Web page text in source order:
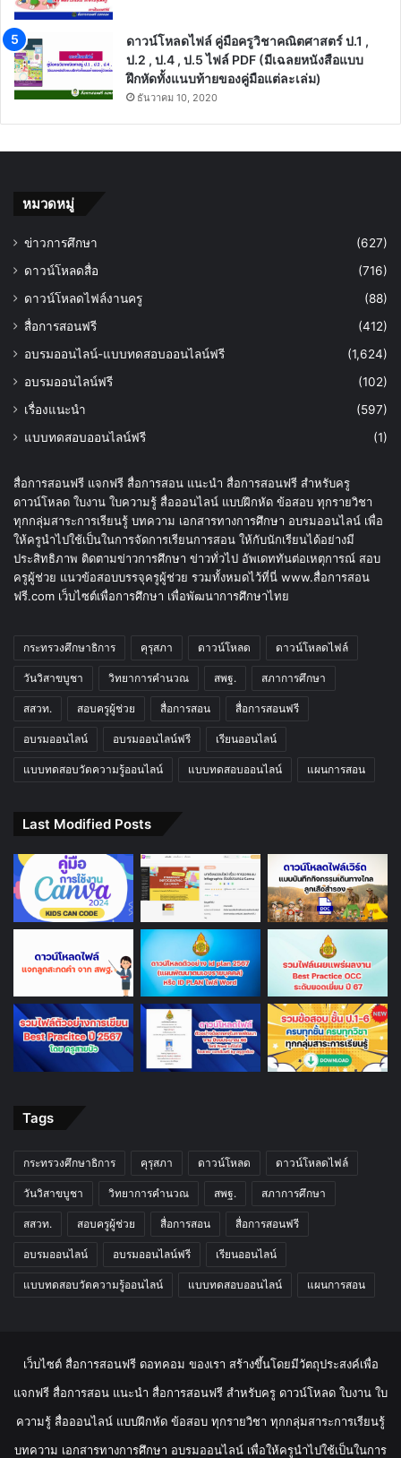
ดาวน์โหลดไฟล์ คู่มือครูวิชาคณิตศาสตร์ ป.1 ,
ป.2 , ป.4 , ป.5 ไฟล์ PDF (มีเฉลยหนังสือแบบ
ฝึกหัดทั้งแนบท้ายของคู่มือแต่ละเล่ม)
ธันวาคม 10, 2020
หมวดหมู่
ข่าวการศึกษา
(627)
ดาวน์โหลดสื่อ
(716)
ดาวน์โหลดไฟล์งานครู
(88)
สื่อการสอนฟรี
(412)
อบรมออนไลน์-แบบทดสอบออนไลน์ฟรี
(1,624)
อบรมออนไลน์ฟรี
(102)
เรื่องแนะนำ
(597)
แบบทดสอบออนไลน์ฟรี
(1)
สื่อการสอนฟรี แจกฟรี สื่อการสอน แนะนำ สื่อการสอนฟรี สำหรับครู
ดาวน์โหลด ใบงาน ใบความรู้ สื่อออนไลน์ แบบฝึกหัด ข้อสอบ ทุกรายวิชา
ทุกกลุ่มสาระการเรียนรู้ บทความ เอกสารทางการศึกษา อบรมออนไลน์ เพื่อ
ให้ครูนำไปใช้เป็นในการจัดการเรียนการสอน ให้กับนักเรียนได้อย่างมี
ประสิทธิภาพ ติดตามข่าวการศึกษา ข่าวทั่วไป อัพเดททันต่อเหตุการณ์ สอบ
ครูผู้ช่วย แนวข้อสอบบรรจุครูผู้ช่วย รวมทั้งหมดไว้ที่นี่ www.สื่อการสอน
ฟรี.com เว็บไซต์เพื่อการศึกษา เพื่อพัฒนาการศึกษาไทย
กระทรวงศึกษาธิการ คุรุสภา ดาวน์โหลด ดาวน์โหลดไฟล์
วันวิสาขบูชา วิทยาการคำนวณ สพฐ. สภาการศึกษา
สสวท. สอบครูผู้ช่วย สื่อการสอน สื่อการสอนฟรี
อบรมออนไลน์ อบรมออนไลน์ฟรี เรียนออนไลน์
แบบทดสอบวัดความรู้ออนไลน์ แบบทดสอบออนไลน์ แผนการสอน
Last Modified Posts
Tags
กระทรวงศึกษาธิการ คุรุสภา ดาวน์โหลด ดาวน์โหลดไฟล์
วันวิสาขบูชา วิทยาการคำนวณ สพฐ. สภาการศึกษา
สสวท. สอบครูผู้ช่วย สื่อการสอน สื่อการสอนฟรี
อบรมออนไลน์ อบรมออนไลน์ฟรี เรียนออนไลน์
แบบทดสอบวัดความรู้ออนไลน์ แบบทดสอบออนไลน์ แผนการสอน
เว็บไซต์ สื่อการสอนฟรี ดอทคอม ของเรา สร้างขึ้นโดยมีวัตถุประสงค์เพื่อ
แจกฟรี สื่อการสอน แนะนำ สื่อการสอนฟรี สำหรับครู ดาวน์โหลด ใบงาน ใบ
ความรู้ สื่อออนไลน์ แบบฝึกหัด ข้อสอบ ทุกรายวิชา ทุกกลุ่มสาระการเรียนรู้
บทความ เอกสารทางการศึกษา อบรมออนไลน์ เพื่อให้ครูนำไปใช้เป็นในการ